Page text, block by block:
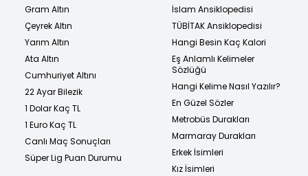
Gram Altın
Çeyrek Altın
Yarım Altın
Ata Altın
Cumhuriyet Altını
22 Ayar Bilezik
1 Dolar Kaç TL
1 Euro Kaç TL
Canlı Maç Sonuçları
Süper Lig Puan Durumu
İslam Ansiklopedisi
TÜBİTAK Ansiklopedisi
Hangi Besin Kaç Kalori
Eş Anlamlı Kelimeler
Sözlüğü
Hangi Kelime Nasıl Yazılır?
En Güzel Sözler
Metrobüs Durakları
Marmaray Durakları
Erkek İsimleri
Kız İsimleri